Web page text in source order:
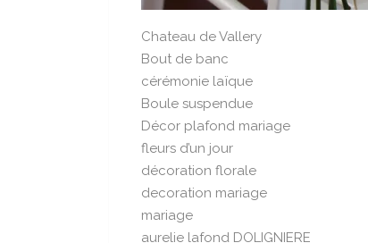
Chateau de Vallery
Bout de banc
cérémonie laïque
Boule suspendue
Décor plafond mariage
fleurs d’un jour
décoration florale
decoration mariage
mariage
aurelie lafond DOLIGNIERE